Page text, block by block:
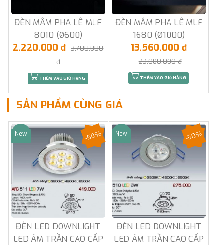
ĐÈN MÂM PHA LÊ MLF
8010 (Ø600)
2.220.000 đ 3.700.000
đ
THÊM VÀO GIỎ HÀNG
ĐÈN MÂM PHA LÊ MLF
1680 (Ø1000)
13.560.000 đ
23.800.000 đ
THÊM VÀO GIỎ HÀNG
SẢN PHẨM CÙNG GIÁ
Sale
New
ĐÈN LED DOWNLIGHT
LED ÂM TRẦN CAO CẤP
-50% Sale
New
ĐÈN LED DOWNLIGHT
LED ÂM TRẦN CAO CẤP
-50%